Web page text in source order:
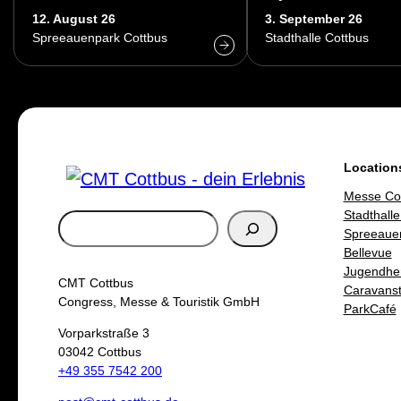
12. August 26
Spreeauenpark Cottbus
3. September 26
Stadthalle Cottbus
S
u
c
h
e
n
CMT Cottbus
Congress, Messe & Touristik GmbH
Vorparkstraße 3
03042 Cottbus
+49 355 7542 200
Messe
Bellevue
ParkCafé